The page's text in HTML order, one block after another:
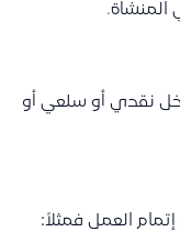
نقدي أو سلعي أو
العمل فمثلاً: